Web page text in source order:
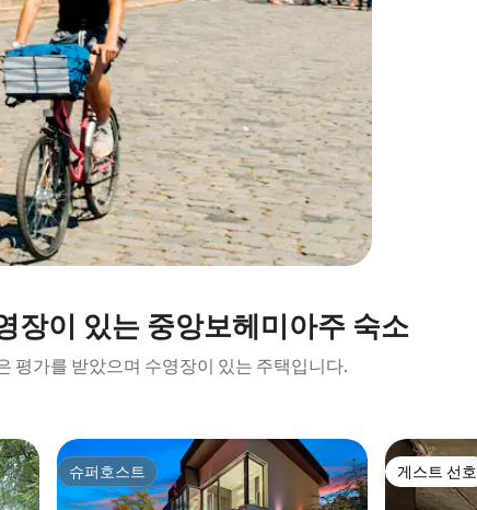
장이 있는 중앙보헤미아주 숙소
평가를 받았으며 수영장이 있는 주택입니다.
슈퍼호스트
슈퍼호스트 게스트 선호
게스트 선호